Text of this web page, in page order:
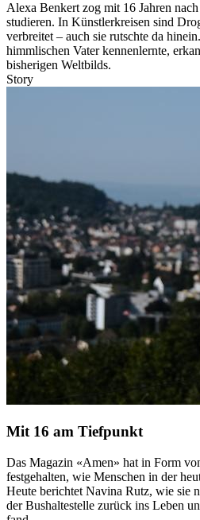
Alexa Benkert zog mit 16 Jahren
studieren. In Künstlerkreisen sind
verbreitet – auch sie rutschte da
himmlischen Vater kennenlernte,
bisherigen Weltbilds.
Story
Mit 16 am Tiefpunkt
Das Magazin «Amen» hat in Form
festgehalten, wie Menschen in der
Heute berichtet Navina Rutz, wie sie
der Bushaltestelle zurück ins Leben